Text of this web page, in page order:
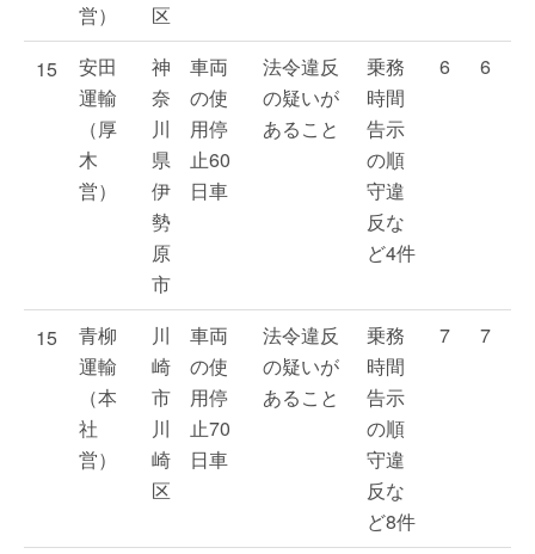
営）
区
15
安田
運輸
（厚
木
営）
神
奈
川
県
伊
勢
原
市
車両
の使
用停
止60
日車
法令違反
の疑いが
あること
乗務
時間
告示
の順
守違
反な
ど4件
6 6
15
青柳
運輸
（本
社
営）
川
崎
市
川
崎
区
車両
の使
用停
止70
日車
法令違反
の疑いが
あること
乗務
時間
告示
の順
守違
反な
ど8件
7 7